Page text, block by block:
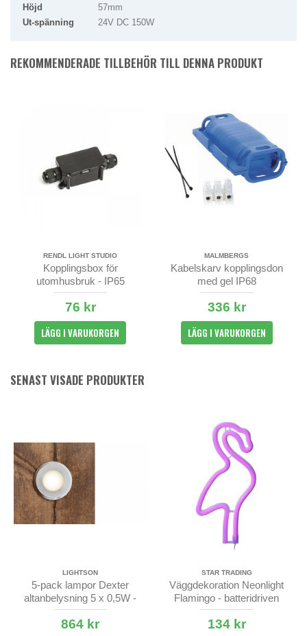
Höjd
57mm
Ut-spänning
24V DC 150W
REKOMMENDERADE TILLBEHÖR TILL DENNA PRODUKT
RENDL LIGHT STUDIO
Kopplingsbox för
utomhusbruk - IP65
76 kr
LÄGG I VARUKORGEN
MALMBERGS
Kabelskarv kopplingsdon
med gel IP68
336 kr
LÄGG I VARUKORGEN
SENAST VISADE PRODUKTER
LIGHTSON
5-pack lampor Dexter
altanbelysning 5 x 0,5W -
LightsOn
864 kr
STAR TRADING
Väggdekoration Neonlight
Flamingo - batteridriven
134 kr